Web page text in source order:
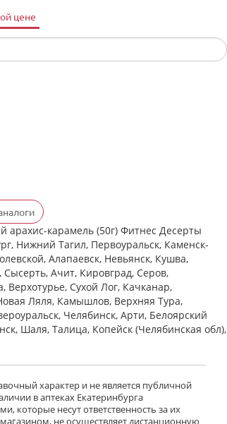
цене
арахис-карамель (50г) Фитнес Десерты
Нижний Тагил, Первоуральск, Каменск-
Алапаевск, Невьянск, Кушва,
Ачит, Кировград, Серов,
Сухой Лог, Качканар,
Ляля, Камышлов, Верхняя Тура,
Челябинск, Арти, Белоярский
Шаля, Талица, Копейск (Челябинская обл),
характер и не является публичной
в аптеках Екатеринбурга
которые несут ответственность за их
не осуществляет дистанционную